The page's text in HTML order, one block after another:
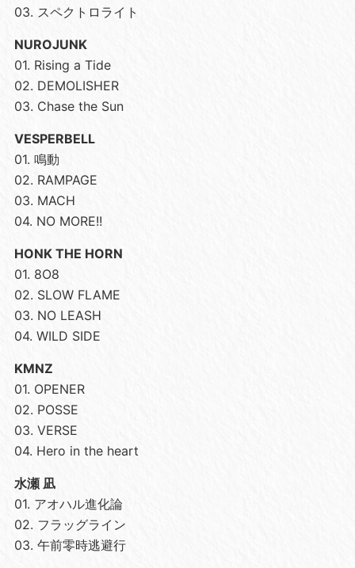
03. スペクトロライト
NUROJUNK
01. Rising a Tide
02. DEMOLISHER
03. Chase the Sun
VESPERBELL
01. 鳴動
02. RAMPAGE
03. MACH
04. NO MORE!!
HONK THE HORN
01. 8O8
02. SLOW FLAME
03. NO LEASH
04. WILD SIDE
KMNZ
01. OPENER
02. POSSE
03. VERSE
04. Hero in the heart
水瀬 凪
01. アオハル進化論
02. フラッグライン
03. 午前零時逃避行